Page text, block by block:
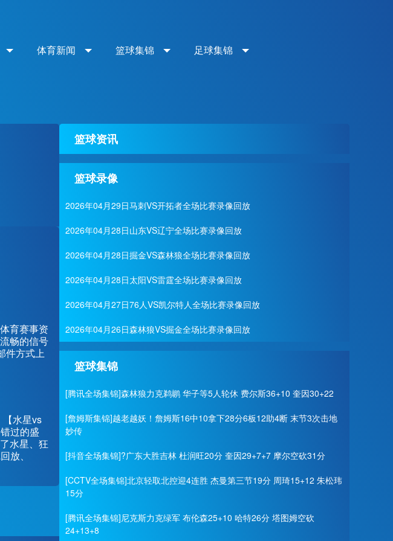
体育新闻 篮球集锦 足球集锦
育赛事资
畅的信号
件方式上
水星vs
过的盛
水星、狂
放、
篮球资讯
篮球录像
2026年04月29日马刺VS开拓者全场比赛录像回放
2026年04月28日山东VS辽宁全场比赛录像回放
2026年04月28日掘金VS森林狼全场比赛录像回放
2026年04月28日太阳VS雷霆全场比赛录像回放
2026年04月27日76人VS凯尔特人全场比赛录像回放
2026年04月26日森林狼VS掘金全场比赛录像回放
篮球集锦
[腾讯全场集锦]森林狼力克鹈鹕 华子等5人轮休 费尔斯36+10 奎因30+22
[詹姆斯集锦]越老越妖！詹姆斯16中10拿下28分6板12助4断 末节3次击地
妙传
[抖音全场集锦]?广东大胜吉林 杜润旺20分 奎因29+7+7 摩尔空砍31分
[CCTV全场集锦]北京轻取北控迎4连胜 杰曼第三节19分 周琦15+12 朱松玮
15分
[腾讯全场集锦]尼克斯力克绿军 布伦森25+10 哈特26分 塔图姆空砍
24+13+8